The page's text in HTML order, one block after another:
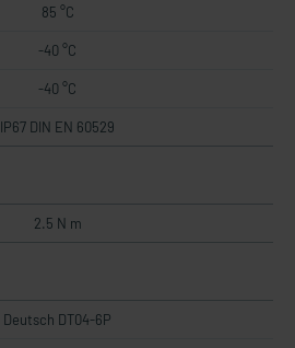
85 °C
-40 °C
-40 °C
IP67 DIN EN 60529
2.5 N m
Deutsch DT04-6P